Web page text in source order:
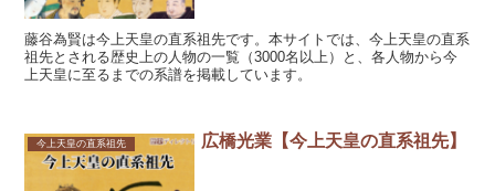
藤谷為賢は今上天皇の直系祖先です。本サイトでは、今上天皇の直系
祖先とされる歴史上の人物の一覧（3000名以上）と、各人物から今
上天皇に至るまでの系譜を掲載しています。
今上天皇の直系祖先 広橋光業【今上天皇の直系祖先】